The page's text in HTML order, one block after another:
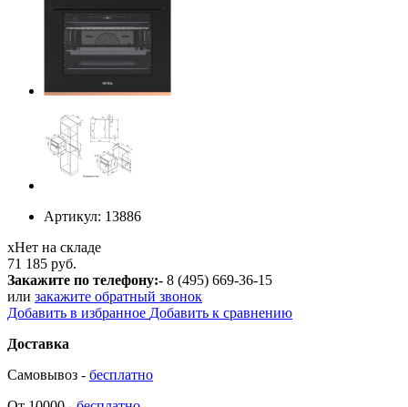
Артикул: 13886
хНет на складе
71 185 руб.
Закажите по телефону:- 8 (495) 669-36-15
или закажите обратный звонок
Добавить в избранное Добавить к сравнению
Доставка
Самовывоз - бесплатно